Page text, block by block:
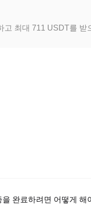
고 최대 711 USDT를 받
완료하려면 어떻게 해